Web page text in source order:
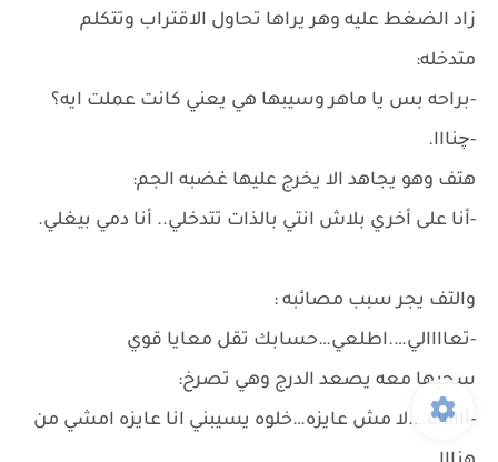
زاد الضغط عليه وهر يراها تحاول الاقتراب وتتكلم
متدخله:
-براحه بس يا ماهر وسيبها هي يعني كانت عملت ايه؟
-چنااا.
هتف وهو يجاهد الا يخرج عليها غضبه الجم:
-أنا على أخري بلاش انتي بالذات تتدخلي.. أنا دمي بيغلي.
والتف يجر سبب مصائبه :
-تعاااالي….اطلعي…حسابك تقل معايا قوي
سحبها معه يصعد الدرج وهي تصرخ:
-أاااااه….لا مش عايزه…خلوه يسيبني انا عايزه امشي من